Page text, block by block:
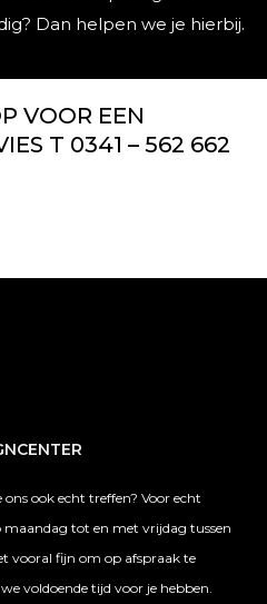
Dan helpen we je hierbij.
VOOR EEN
T 0341 – 562 662
ook echt treffen? Voor echt
maandag tot en met vrijdag tussen
vooral fijn om op afspraak te
voldoende tijd voor je hebben.